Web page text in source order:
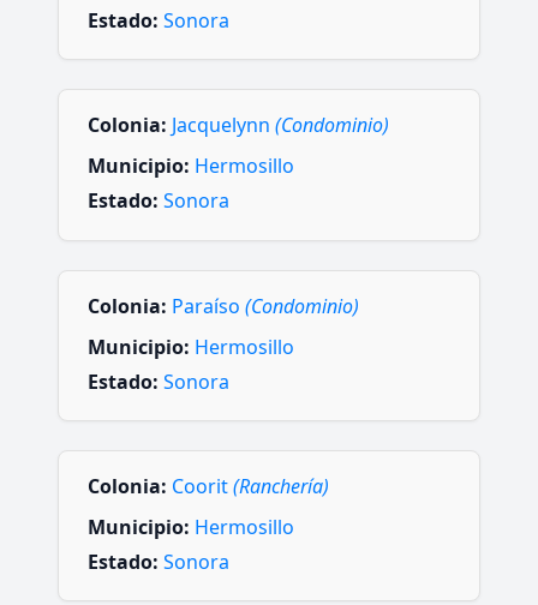
Estado: Sonora
Colonia: Jacquelynn (Condominio)
Municipio: Hermosillo
Estado: Sonora
Colonia: Paraíso (Condominio)
Municipio: Hermosillo
Estado: Sonora
Colonia: Coorit(Ranchería)
Municipio: Hermosillo
Estado: Sonora